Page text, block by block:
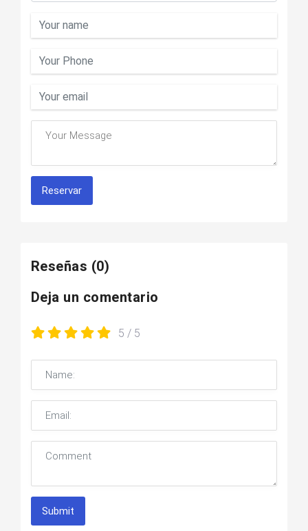
Reservar
Reseñas (0)
Deja un comentario
5 / 5
Submit